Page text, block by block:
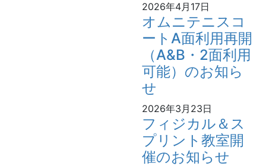
2026年4月17日
オムニテニスコ
ートA面利用再開
（A&B・2面利用
可能）のお知ら
せ
2026年3月23日
フィジカル＆ス
プリント教室開
催のお知らせ